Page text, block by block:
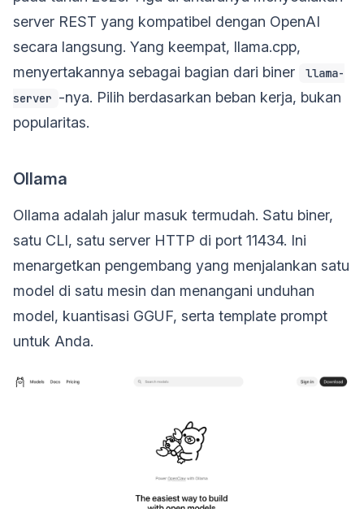
server REST yang kompatibel dengan OpenAI
secara langsung. Yang keempat, llama.cpp,
menyertakannya sebagai bagian dari biner
llama-
server -nya. Pilih berdasarkan beban kerja, bukan
popularitas.
Ollama
Ollama adalah jalur masuk termudah. Satu biner,
satu CLI, satu server HTTP di port 11434. Ini
menargetkan pengembang yang menjalankan satu
model di satu mesin dan menangani unduhan
model, kuantisasi GGUF, serta template prompt
untuk Anda.